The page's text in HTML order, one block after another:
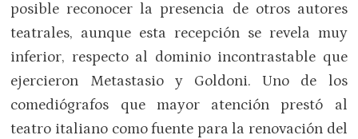
posible reconocer la presencia de otros autores
teatrales, aunque esta recepción se revela muy
inferior, respecto al dominio incontrastable que
ejercieron Metastasio y Goldoni. Uno de los
comediógrafos que mayor atención prestó al
teatro italiano como fuente para la renovación del